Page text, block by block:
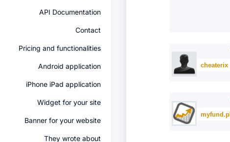
API Documentation
Contact
Pricing and functionalities
Android application
iPhone iPad application
Widget for your site
Banner for your website
They wrote about
cheaterix
myfund.pl